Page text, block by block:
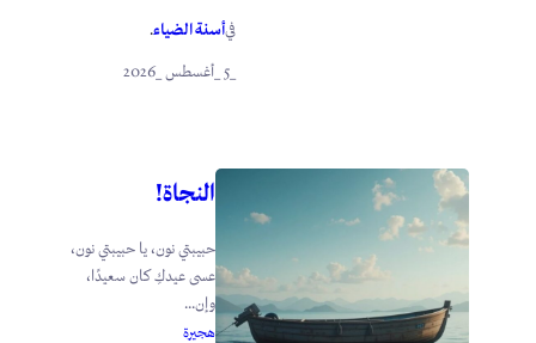
فيأسنة الضياء.
_5 _أغسطس _2026
النجاة!
حبيبتي نون، يا حبيبتي نون،
عسى عيدكِ كان سعيدًا،
وإن...
هجيرة